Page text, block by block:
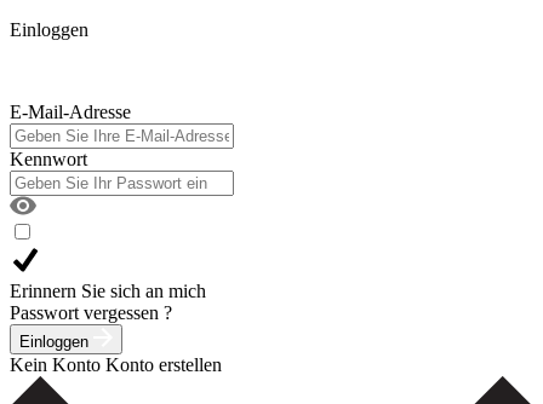
Einloggen
E-Mail-Adresse
Kennwort
Erinnern Sie sich an mich
Passwort vergessen ?
Einloggen
Kein Konto Konto erstellen